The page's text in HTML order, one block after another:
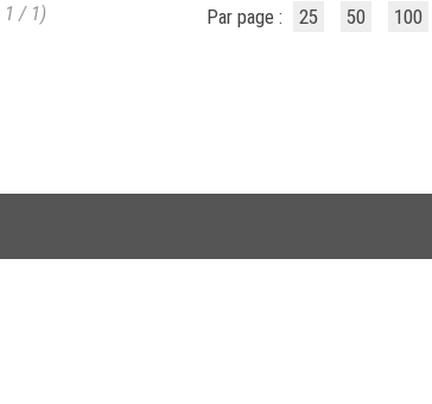
1 / 1) Par page : 25 50 100